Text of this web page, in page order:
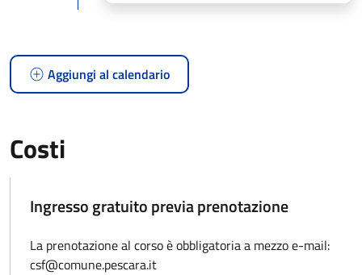
Aggiungi al calendario
Costi
Ingresso gratuito previa prenotazione
La prenotazione al corso è obbligatoria a mezzo e-mail:
csf@comune.pescara.it